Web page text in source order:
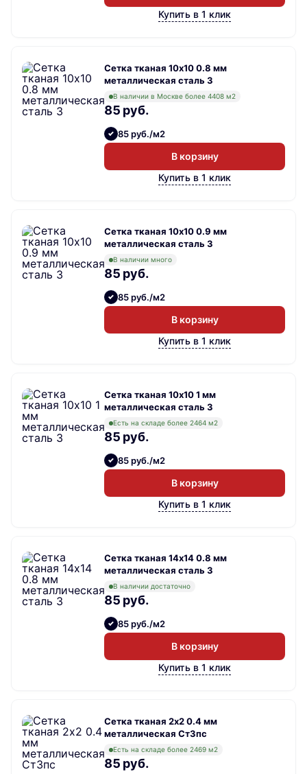
Купить в 1 клик
Сетка тканая 10х10 0.8 мм
металлическая сталь 3
В наличии в Москве более 4408 м2
85 руб.
85 руб./м2
В корзину
Купить в 1 клик
Сетка тканая 10х10 0.9 мм
металлическая сталь 3
В наличии много
85 руб.
85 руб./м2
В корзину
Купить в 1 клик
Сетка тканая 10х10 1 мм
металлическая сталь 3
Есть на складе более 2464 м2
85 руб.
85 руб./м2
В корзину
Купить в 1 клик
Сетка тканая 14х14 0.8 мм
металлическая сталь 3
В наличии достаточно
85 руб.
85 руб./м2
В корзину
Купить в 1 клик
Сетка тканая 2х2 0.4 мм
металлическая Ст3пс
Есть на складе более 2469 м2
85 руб.